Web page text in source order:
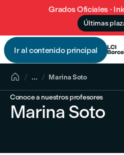
Grados Oficiales ·
Últimas
Ir al contenido principal

 ... Marina Soto
Conoce a nuestros profesores
Marina Soto